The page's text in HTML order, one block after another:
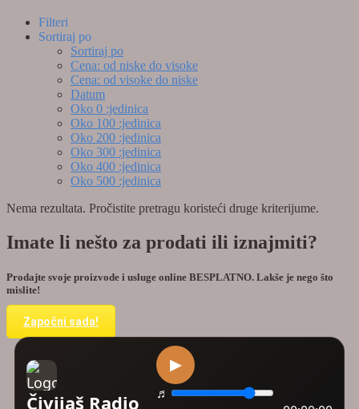
Filteri
Sortiraj po
Sortiraj po
Cena: od niske do visoke
Cena: od visoke do niske
Datum
Oko 0 :jedinica
Oko 100 :jedinica
Oko 200 :jedinica
Oko 300 :jedinica
Oko 400 :jedinica
Oko 500 :jedinica
Nema rezultata. Pročistite pretragu koristeći druge kriterijume.
Imate li nešto za prodati ili iznajmiti?
Prodajte svoje proizvode i usluge online BESPLATNO. Lakše je nego što
mislite!
Započni sada!